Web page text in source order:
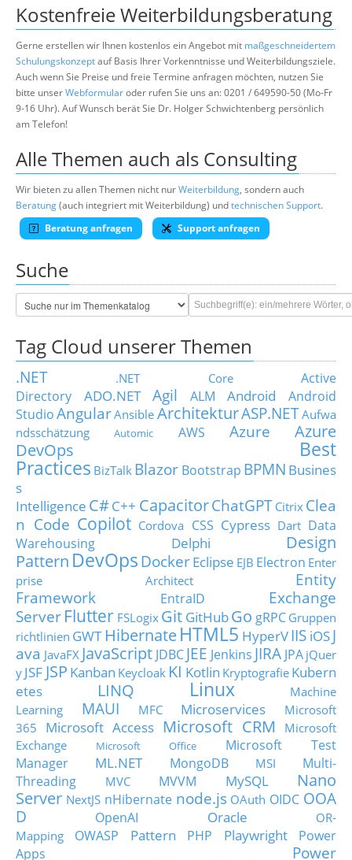
Kostenfreie Weiterbildungsberatung
Gerne erstellen wir Ihnen kostenlos ein Angebot mit maßgeschneidertem
Schulungskonzeptauf Basis Ihrer Vorkenntnisse und Weiterbildungsziele.
Auch wenn Sie Preise und freie Termine anfragen möchten, nutzen Sie
bitte unserWebformularoder rufen Sie uns an: 0201 / 649590-50 (Mo-Fr
9-16 Uhr). Auf Wunsch berät Sie Dr. Holger Schwichtenberg persönlich
am Telefon!
Alle Themen auch als Consulting
Wir bieten zu allen Themen nicht nurWeiterbildung, sondern auch
Beratung(auch integriert mit Weiterbildung) undtechnischen Support.
Beratung anfragen
Support anfragen
Suche
Tag Cloud unserer Themen
.NET .NET Core
Active
Directory
ADO.NET Agil ALM Android
Android
StudioAngularAnsible ArchitekturASP.NETAufwa
ndsschätzung
Automic AWS Azure
Azure
DevOps
Best
Practices BizTalk Blazor Bootstrap BPMN Busines
s
Intelligence C#C++ CapacitorChatGPT Citrix Clea
n Code Copilot Cordova CSS Cypress Dart Data
Warehousing
Delphi
Design
Pattern DevOps DockerEclipse EJB Electron Enter
prise Architect
Entity
Framework
EntraID
Exchange
Server Flutter FSLogix Git GitHubGo gRPC Gruppen
richtlinien GWT HibernateHTML5 HyperVIIS iOSJ
ava JavaFX JavaScript JDBC JEE Jenkins JIRA JPA jQuer
y JSF JSP Kanban Keycloak KI Kotlin Kryptografie Kubern
etes
LINQ Linux
Machine
Learning
MAUI MFC Microservices
Microsoft
365
Microsoft Access Microsoft CRM
Microsoft
Exchange
Microsoft Office
Microsoft Test
Manager
ML.NET MongoDB MSI
Multi-
Threading
MVC MVVM MySQL
Nano
Server NextJS nHibernate node.js OAuth OIDC OOA
D
OpenAI Oracle
OR-
Mapping
OWASP Pattern PHP Playwright
Power
Apps
Power